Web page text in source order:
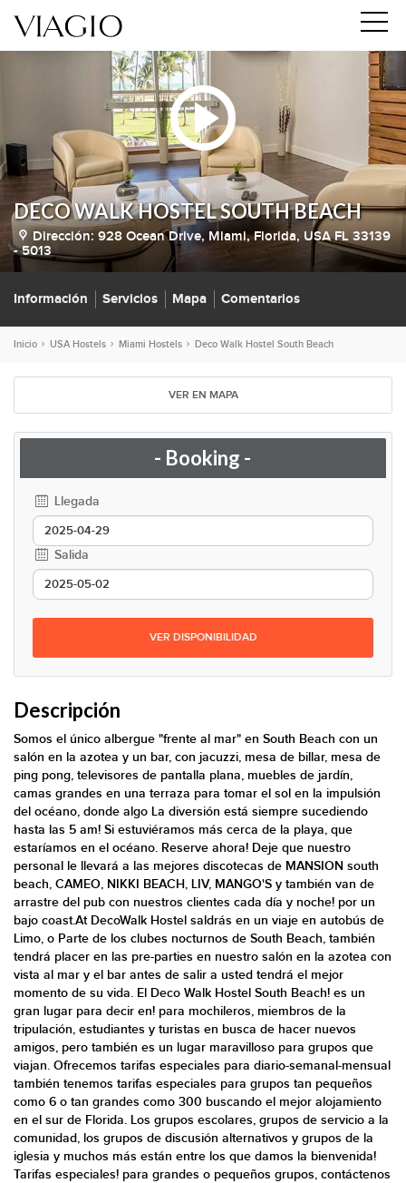
DECO WALK HOSTEL SOUTH BEACH
Dirección: 928 Ocean Drive, Miami, Florida, USA FL 33139
- 5013
Información Servicios Mapa Comentarios
Inicio USA Hostels Miami Hostels Deco Walk Hostel South Beach
VER EN MAPA
- Booking -
Llegada
Salida
VER DISPONIBILIDAD
Descripción
Somos el único albergue "frente al mar" en South Beach con un
salón en la azotea y un bar, con jacuzzi, mesa de billar, mesa de
ping pong, televisores de pantalla plana, muebles de jardín,
camas grandes en una terraza para tomar el sol en la impulsión
del océano, donde algo La diversión está siempre sucediendo
hasta las 5 am! Si estuviéramos más cerca de la playa, que
estaríamos en el océano. Reserve ahora! Deje que nuestro
personal le llevará a las mejores discotecas de MANSION south
beach, CAMEO, NIKKI BEACH, LIV, MANGO'S y también van de
arrastre del pub con nuestros clientes cada día y noche! por un
bajo coast.At DecoWalk Hostel saldrás en un viaje en autobús de
Limo, o Parte de los clubes nocturnos de South Beach, también
tendrá placer en las pre-parties en nuestro salón en la azotea con
vista al mar y el bar antes de salir a usted tendrá el mejor
momento de su vida. El Deco Walk Hostel South Beach! es un
gran lugar para decir en! para mochileros, miembros de la
tripulación, estudiantes y turistas en busca de hacer nuevos
amigos, pero también es un lugar maravilloso para grupos que
viajan. Ofrecemos tarifas especiales para diario-semanal-mensual
también tenemos tarifas especiales para grupos tan pequeños
como 6 o tan grandes como 300 buscando el mejor alojamiento
en el sur de Florida. Los grupos escolares, grupos de servicio a la
comunidad, los grupos de discusión alternativos y grupos de la
iglesia y muchos más están entre los que damos la bienvenida!
Tarifas especiales! para grandes o pequeños grupos, contáctenos